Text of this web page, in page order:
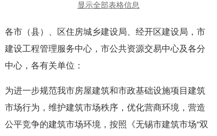
显示全部表格信息
各市（县）、区住房城乡建设局、经开区建设局，市
建设工程管理服务中心，市公共资源交易中心及各分
中心，各有关单位：
为进一步规范我市房屋建筑和市政基础设施项目建筑
市场行为，维护建筑市场秩序，优化营商环境，营造
公平竞争的建筑市场环境，按照《无锡市建筑市场"双